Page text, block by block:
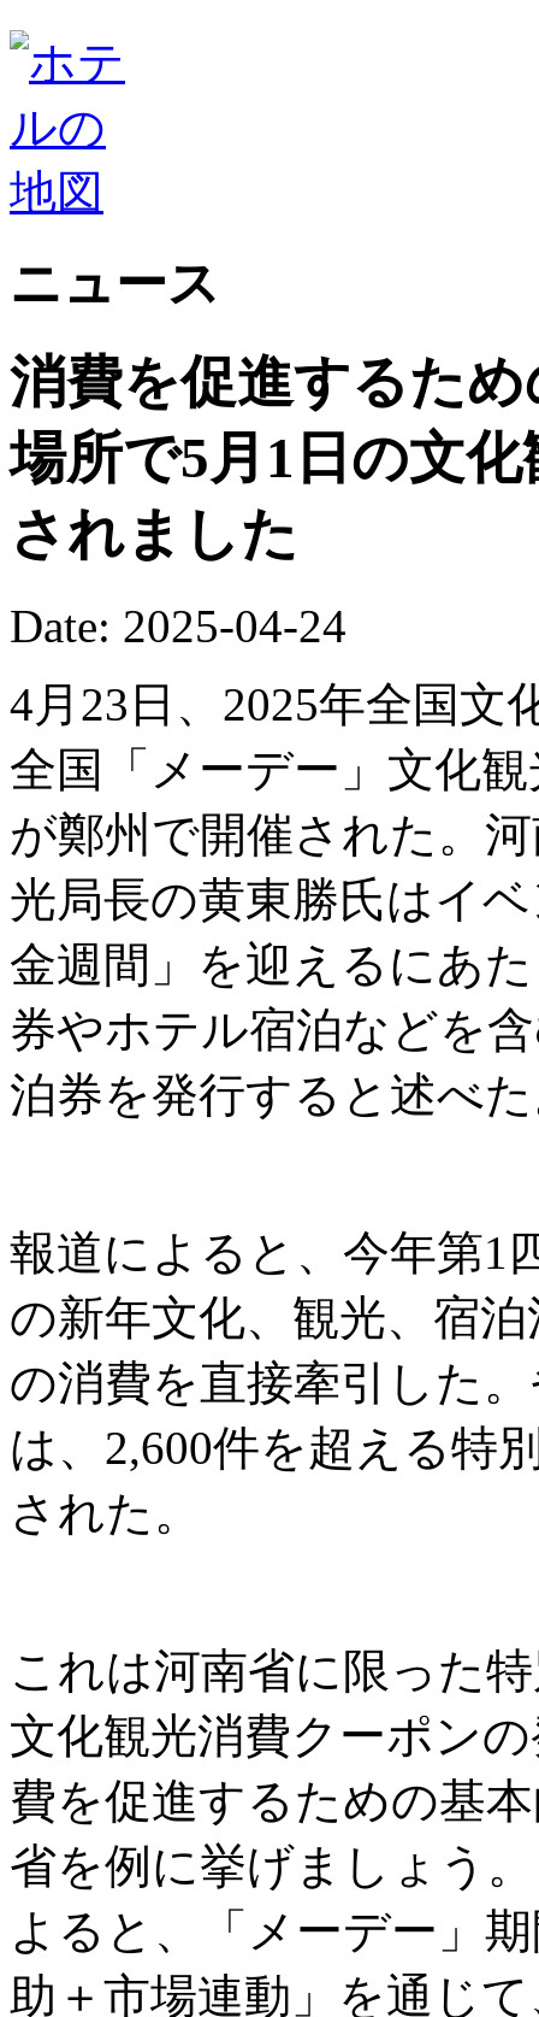
ニュース
消費を促進するた
場所で5月1日の文
されました
Date: 2025-04-24
4月23日、2025年全国文
全国「メーデー」文化
が鄭州で開催された。
光局長の黄東勝氏はイ
金週間」を迎えるにあ
券やホテル宿泊などを
泊券を発行すると述べ
報道によると、今年第1
の新年文化、観光、宿
の消費を直接牽引した
は、2,600件を超える特
された。
これは河南省に限った
文化観光消費クーポン
費を促進するための基
省を例に挙げましょう
よると、「メーデー」
助＋市場連動」を通じ